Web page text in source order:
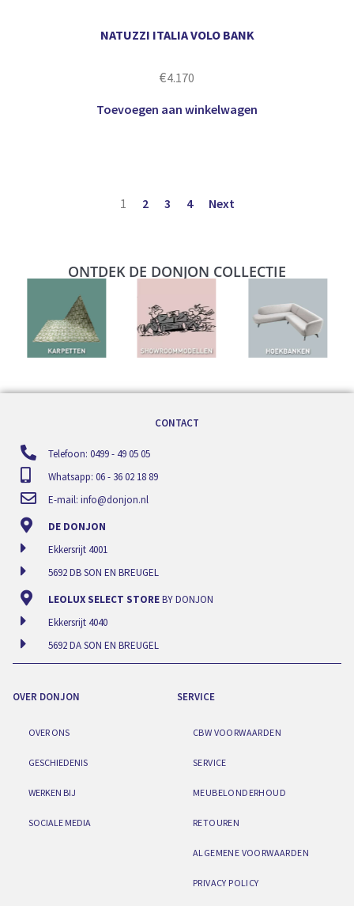
NATUZZI ITALIA VOLO BANK
€4.170
Toevoegen aan winkelwagen
1 2 3 4 Next
ONTDEK DE DONJON COLLECTIE
CONTACT
Telefoon: 0499 - 49 05 05
Whatsapp: 06 - 36 02 18 89
E-mail: info@donjon.nl
DE DONJON
Ekkersrijt 4001
5692 DB SON EN BREUGEL
LEOLUX SELECT STOREBY DONJON
Ekkersrijt 4040
5692 DA SON EN BREUGEL
OVER DONJON
OVER ONS
GESCHIEDENIS
WERKEN BIJ
SOCIALE MEDIA
SERVICE
CBW VOORWAARDEN
SERVICE
MEUBELONDERHOUD
RETOUREN
ALGEMENE VOORWAARDEN
PRIVACY POLICY